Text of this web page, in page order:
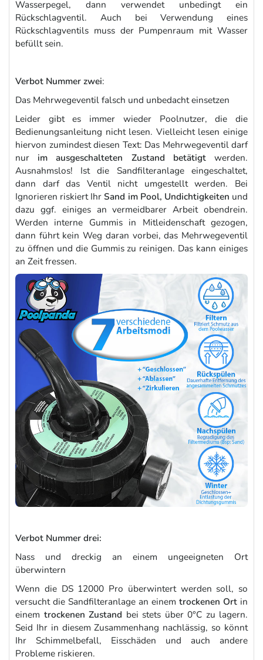
Wasserpegel, dann verwendet unbedingt ein
Rückschlagventil. Auch bei Verwendung eines
Rückschlagventils muss der Pumpenraum mit Wasser
befüllt sein.
Verbot Nummer zwei:
Das Mehrwegeventil falsch und unbedacht einsetzen
Leider gibt es immer wieder Poolnutzer, die die
Bedienungsanleitung nicht lesen. Vielleicht lesen einige
hiervon zumindest diesen Text: Das Mehrwegeventil darf
nur im ausgeschalteten Zustand betätigtwerden.
Ausnahmslos! Ist die Sandfilteranlage eingeschaltet,
dann darf das Ventil nicht umgestellt werden. Bei
Ignorieren riskiert IhrSand im Pool, Undichtigkeiten und
dazu ggf. einiges an vermeidbarer Arbeit obendrein.
Werden interne Gummis in Mitleidenschaft gezogen,
dann führt kein Weg daran vorbei, das Mehrwegeventil
zu öffnen und die Gummis zu reinigen. Das kann einiges
an Zeit fressen.
Verbot Nummer drei:
Nass und dreckig an einem ungeeigneten Ort
überwintern
Wenn die DS 12000 Pro überwintert werden soll, so
versucht die Sandfilteranlage an einem trockenen Ort in
einem trockenen Zustand bei stets über 0°C zu lagern.
Seid Ihr in diesem Zusammenhang nachlässig, so könnt
Ihr Schimmelbefall, Eisschäden und auch andere
Probleme riskieren.